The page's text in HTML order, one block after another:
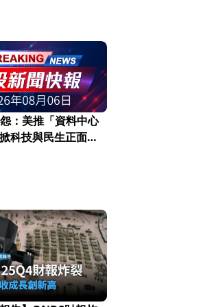
：美推「資料中心
科技與民生正面衝